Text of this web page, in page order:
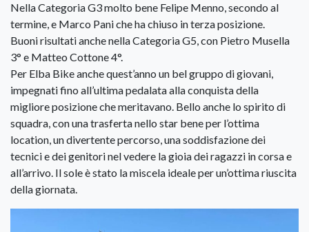
Nella Categoria G3 molto bene Felipe Menno, secondo al
termine, e Marco Pani che ha chiuso in terza posizione.
Buoni risultati anche nella Categoria G5, con Pietro Musella
3° e Matteo Cottone 4°.
Per Elba Bike anche quest’anno un bel gruppo di giovani,
impegnati fino all’ultima pedalata alla conquista della
migliore posizione che meritavano. Bello anche lo spirito di
squadra, con una trasferta nello star bene per l’ottima
location, un divertente percorso, una soddisfazione dei
tecnici e dei genitori nel vedere la gioia dei ragazzi in corsa e
all’arrivo. Il sole è stato la miscela ideale per un’ottima riuscita
della giornata.